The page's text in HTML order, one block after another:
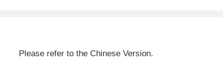
Please refer to the Chinese Version.